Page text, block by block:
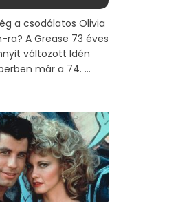
a csodálatos Olivia
A Grease 73 éves
változott Idén
már a 74. ...